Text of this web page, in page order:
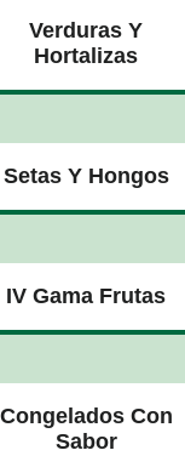
Verduras Y
Hortalizas
Setas Y Hongos
IV Gama Frutas
Congelados Con
Sabor